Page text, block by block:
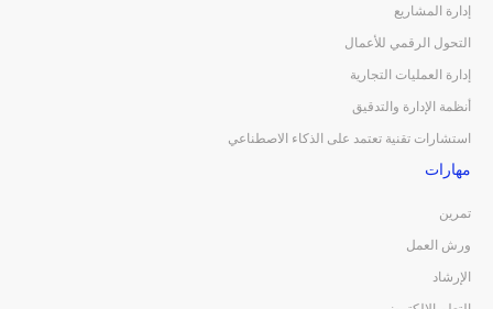
إدارة المشاريع
التحول الرقمي للأعمال
إدارة العمليات التجارية
أنظمة الإدارة والتدقيق
استشارات تقنية تعتمد على الذكاء الاصطناعي
مهارات
تمرين
ورش العمل
الإرشاد